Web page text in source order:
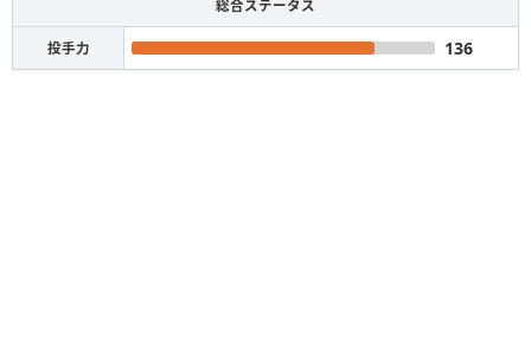
総合ステータス
投手力 136